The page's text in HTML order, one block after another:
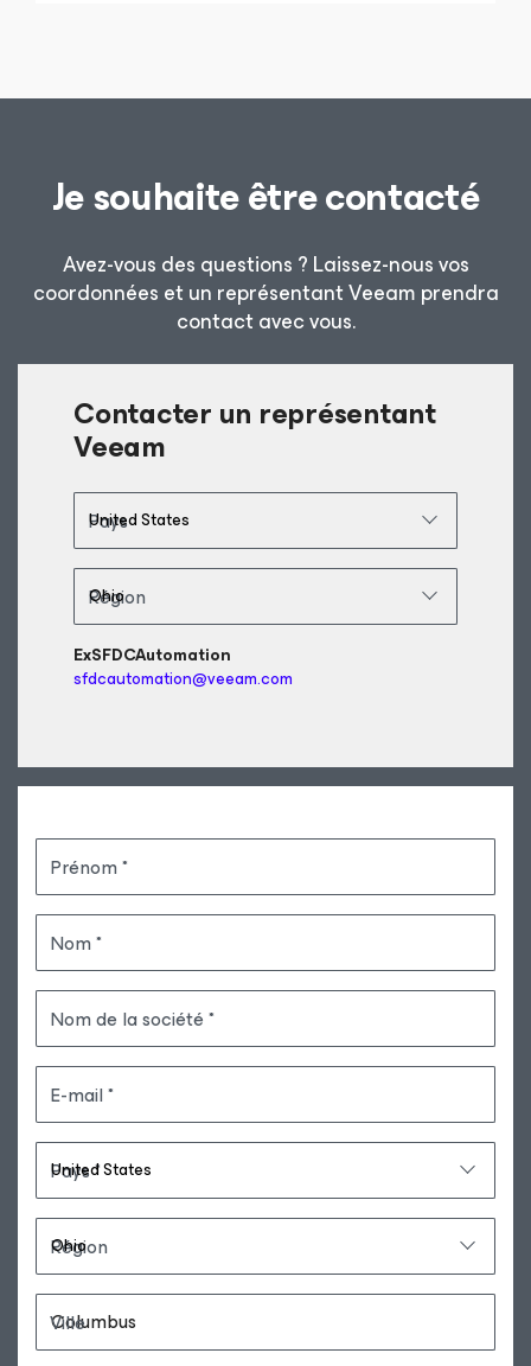
Je souhaite être contacté
Avez-vous des questions ? Laissez-nous vos
coordonnées et un représentant Veeam prendra
contact avec vous.
Contacter un représentant
Veeam
Pays
Région
ExSFDCAutomation
sfdcautomation@veeam.com
Prénom
Nom
Nom de la société
E-mail
Pays
Région
Ville